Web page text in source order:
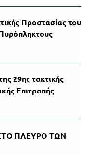
Προστασίας του
29ης τακτικής
Επιτροπής
ΠΛΕΥΡΟ ΤΩΝ